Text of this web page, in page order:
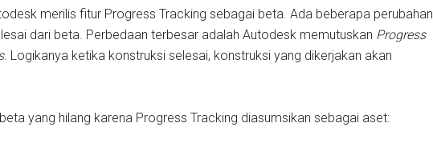
merilis fitur Progress Tracking sebagai beta. Ada beberapa perubahan
dari beta. Perbedaan terbesar adalah Autodesk memutuskan Progress
. Logikanya ketika konstruksi selesai, konstruksi yang dikerjakan akan
yang hilang karena Progress Tracking diasumsikan sebagai aset: